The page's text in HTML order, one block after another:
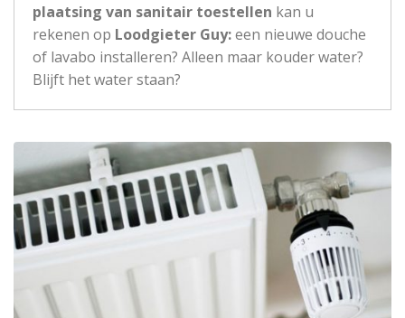
plaatsing van sanitair toestellen kan u
rekenen op Loodgieter Guy:een nieuwe douche
of lavabo installeren? Alleen maar kouder water?
Blijft het water staan?